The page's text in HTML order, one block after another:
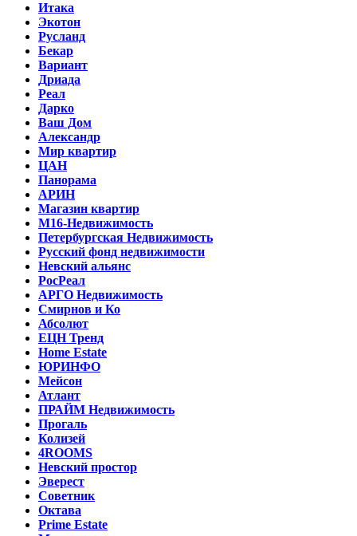
Итака
Экотон
Русланд
Бекар
Вариант
Дриада
Реал
Дарко
Ваш Дом
Александр
Мир квартир
ЦАН
Панорама
АРИН
Магазин квартир
М16-Недвижимость
Петербургская Недвижимость
Русский фонд недвижимости
Невский альянс
РосРеал
АРГО Недвижимость
Смирнов и Ко
Абсолют
ЕЦН Тренд
Home Estate
ЮРИНФО
Мейсон
Атлант
ПРАЙМ Недвижимость
Прогаль
Колизей
4ROOMS
Невский простор
Эверест
Советник
Октава
Prime Estate